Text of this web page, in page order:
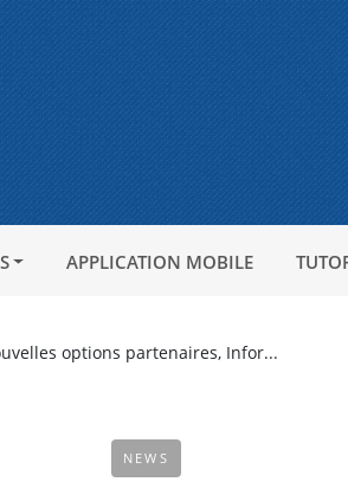
APPLICATION MOBILE
options partenaires, Infor...
NEWS